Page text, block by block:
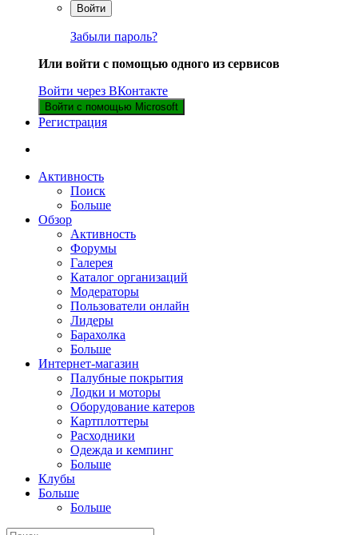
Войти
Забыли пароль?
Или войти с помощью одного из сервисов
Войти через ВКонтакте
Войти с помощью Microsoft
Регистрация
Активность
Поиск
Больше
Обзор
Активность
Форумы
Галерея
Каталог организаций
Модераторы
Пользователи онлайн
Лидеры
Барахолка
Больше
Интернет-магазин
Палубные покрытия
Лодки и моторы
Оборудование катеров
Картплоттеры
Расходники
Одежда и кемпинг
Больше
Клубы
Больше
Больше